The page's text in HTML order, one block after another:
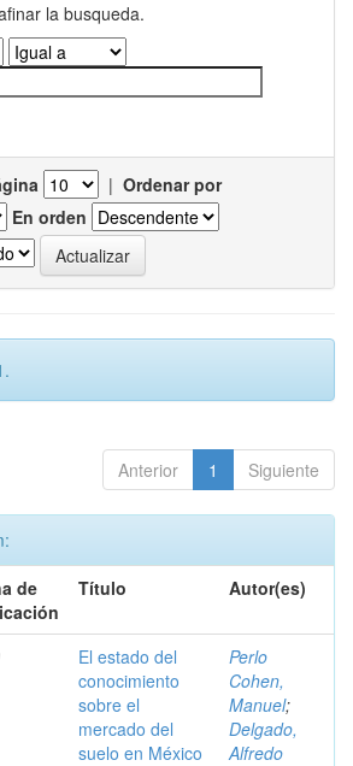
la busqueda.
| Ordenar por
En orden
Anterior 1 Siguiente
de
Título Autor(es)
El estado del
conocimiento
sobre el
mercado del
suelo en México
Perlo
Cohen,
Manuel;
Delgado,
Alfredo